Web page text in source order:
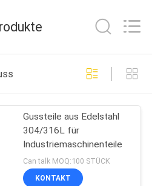
Iron
255
Gussteile aus Edelstahl
304/316L für
Industriemaschinenteile
Can talk MOQ:100 STÜCK
KONTAKT